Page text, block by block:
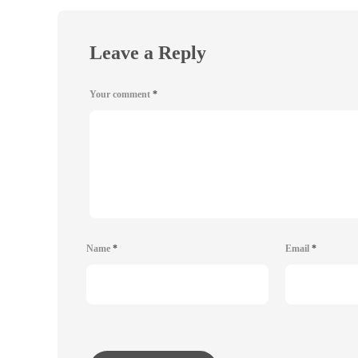
Leave a Reply
Your comment *
Name * Email *